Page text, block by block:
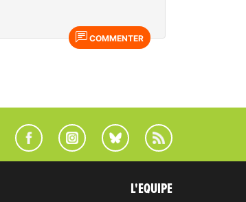
COMMENTER
L'EQUIPE